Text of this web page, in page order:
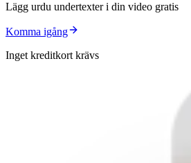
Lägg urdu undertexter i din video gratis
Komma igång
Inget kreditkort krävs